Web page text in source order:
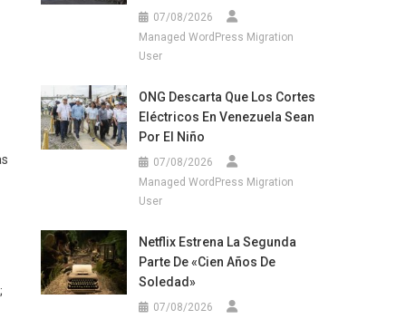
07/08/2026
Managed WordPress Migration
User
ONG Descarta Que Los Cortes
Eléctricos En Venezuela Sean
Por El Niño
07/08/2026
Managed WordPress Migration
User
Netflix Estrena La Segunda
Parte De «Cien Años De
Soledad»
07/08/2026